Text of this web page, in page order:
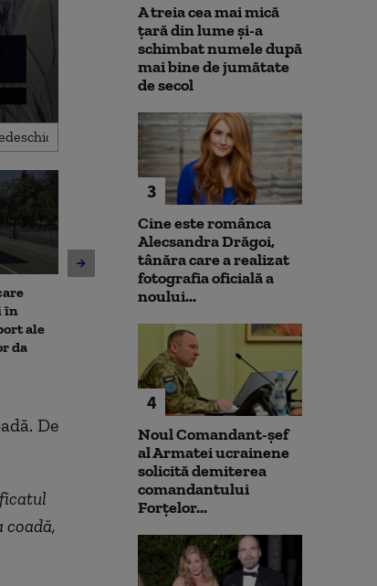
în
ale
da
Un asistent medical din SUA
violent. Ce nu a știut
bărbatul agresiv atunci când
De
coadă,
A treia cea mai mică
țară din lume și-a
schimbat numele după
mai bine de jumătate
de secol
3
Cine este românca
Alecsandra Drăgoi,
tânăra care a realizat
fotografia oficială a
noului...
4
Noul Comandant-șef
al Armatei ucrainene
solicită demiterea
comandantului
Forțelor...